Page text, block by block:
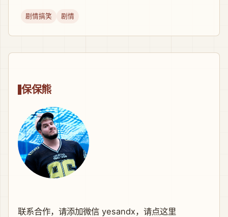
剧情搞笑 剧情
保保熊
联系合作，请添加微信 yesandx， 请点这里